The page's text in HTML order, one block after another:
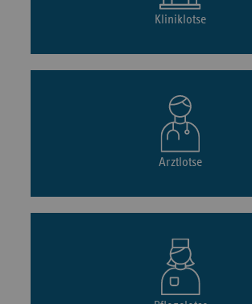
Kliniklotse
Arztlotse